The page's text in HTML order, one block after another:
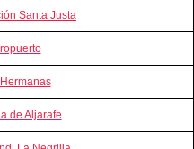
Santa Justa
de Aljarafe